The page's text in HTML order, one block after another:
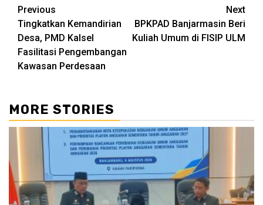
Continue
Reading
Previous
Tingkatkan Kemandirian
Desa, PMD Kalsel
Fasilitasi Pengembangan
Kawasan Perdesaan
Next
BPKPAD Banjarmasin Beri
Kuliah Umum di FISIP ULM
MORE STORIES